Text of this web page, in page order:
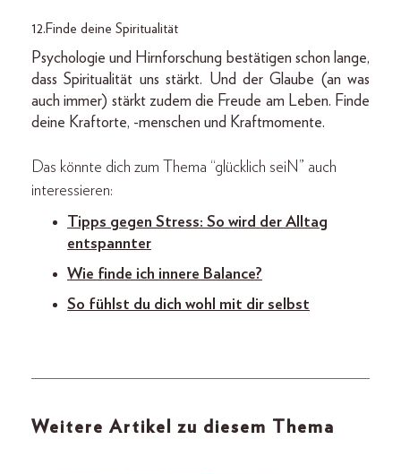
12.Finde deine Spiritualität
Psychologie und Hirnforschung bestätigen schon lange,
dass Spiritualität uns stärkt. Und der Glaube (an was
auch immer) stärkt zudem die Freude am Leben. Finde
deine Kraftorte, -menschen und Kraftmomente.
Das könnte dich zum Thema “glücklich seiN” auch
interessieren:
Tipps gegen Stress: So wird der Alltag
entspannter
Wie finde ich innere Balance?
So fühlst du dich wohl mit dir selbst
Weitere Artikel zu diesem Thema